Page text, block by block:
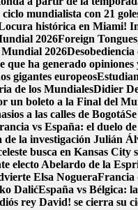
mundialista con 21
histórica en Miami!
2026Foreign
2026
ha generado opiniones
gigantes europeos
de los MundialesDidier
un boleto a la Final del
a las calles de Bogotá
vs España: el duelo
la investigación Julián
busca en Kansas City
electo Abelardo de la
Elsa NogueraFrancia
DalićEspaña vs Bélgica:
rey David! se cierra su